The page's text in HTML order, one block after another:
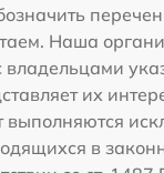
Наша
их
выполняются
в